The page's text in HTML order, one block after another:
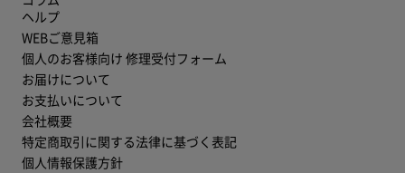
ヘルプ
WEBご意見箱
個人のお客様向け 修理受付フォーム
お届けについて
お支払いについて
会社概要
特定商取引に関する法律に基づく表記
個人情報保護方針